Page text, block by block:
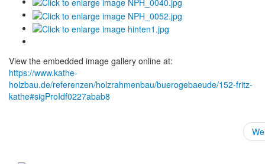
View the embedded image gallery online at:
https://www.kathe-
holzbau.de/referenzen/holzrahmenbau/buerogebaeude/152-fritz-
kathe#sigProIdf0227abab8